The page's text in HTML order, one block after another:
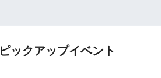
ピックアップイベント